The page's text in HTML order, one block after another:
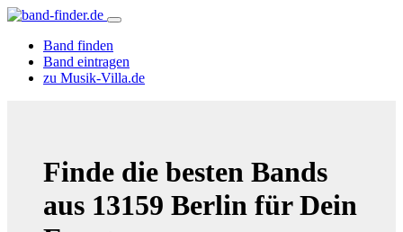
Band finden
Band eintragen
zu Musik-Villa.de
Finde die besten Bands
aus 13159 Berlin für Dein